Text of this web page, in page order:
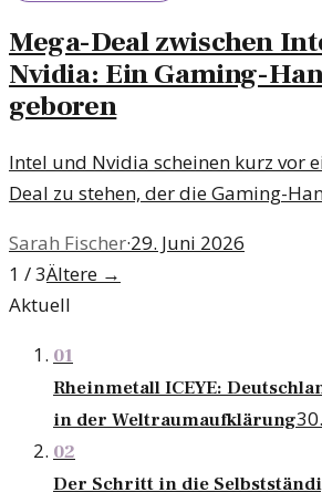
Mega-Deal zwischen
Nvidia: Ein Gaming-
geboren
Intel und Nvidia scheinen kurz vor
Deal zu stehen, der die Gaming-
könnte die Art und Weise, wie wir
erleben, grundlegend verändern.
Sarah Fischer·29. Juni 2026
1 / 3Ältere →
Aktuell
01
Rheinmetall ICEYE:
in der Weltraumaufklärung
02
Der Schritt in die